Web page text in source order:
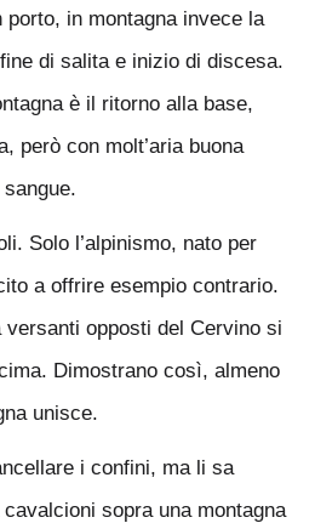
in montagna invece la
di salita e inizio di discesa.
è il ritorno alla base,
però con molt’aria buona
Solo l’alpinismo, nato per
a offrire esempio contrario.
opposti del Cervino si
Dimostrano così, almeno
unisce.
i confini, ma li sa
sopra una montagna